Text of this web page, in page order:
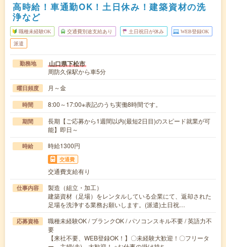
高時給！車通勤OK！土日休み！建築資材の洗
浄など
職種未経験OK 交通費別途支給あり 土日祝日が休み WEB登録OK
派遣
勤務地 山口県下松市
周防久保駅から車5分
曜日頻度 月～金
時間 8:00～17:00※表記のうち実働8時間です。
期間
長期【ご応募から1週間以内(最短2日目)のスピード就業が可
能】即日～
時給 時給1300円
交通費
交通費支給有り
仕事内容
製造（組立・加工）
建築資材（足場）をレンタルしている企業にて、返却された
足場を洗浄する業務お願いします。(派遣)土日祝…
応募資格
職種未経験OK / ブランクOK / パソコンスキル不要 / 英語力不
要
【来社不要、WEB登録OK！】〇未経験大歓迎！〇フリータ